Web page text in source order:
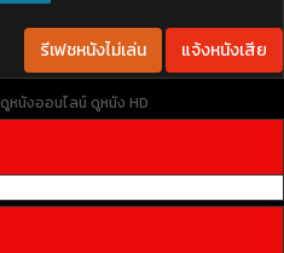
รีเฟชหนังไม่เล่น แจ้งหนังเสีย
ดูหนังออนไลน์ ดูหนัง HD